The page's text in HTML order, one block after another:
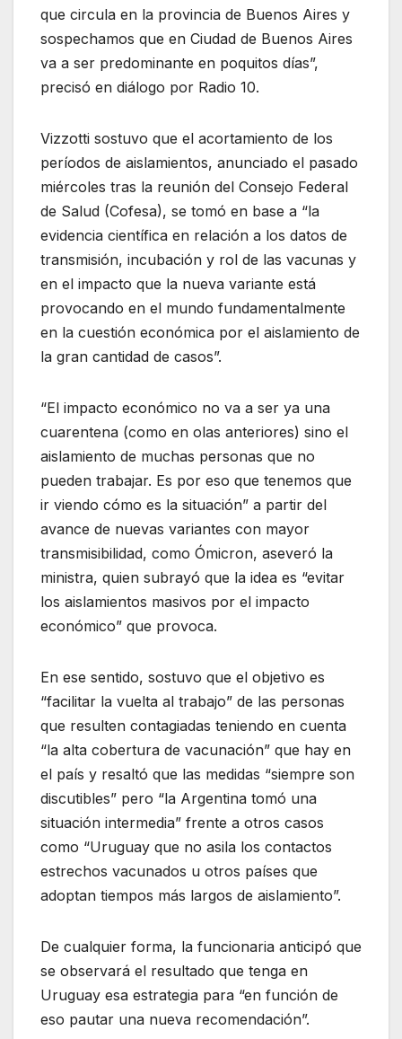
que circula en la provincia de Buenos Aires y
sospechamos que en Ciudad de Buenos Aires
va a ser predominante en poquitos días”,
precisó en diálogo por Radio 10.
Vizzotti sostuvo que el acortamiento de los
períodos de aislamientos, anunciado el pasado
miércoles tras la reunión del Consejo Federal
de Salud (Cofesa), se tomó en base a “la
evidencia científica en relación a los datos de
transmisión, incubación y rol de las vacunas y
en el impacto que la nueva variante está
provocando en el mundo fundamentalmente
en la cuestión económica por el aislamiento de
la gran cantidad de casos”.
“El impacto económico no va a ser ya una
cuarentena (como en olas anteriores) sino el
aislamiento de muchas personas que no
pueden trabajar. Es por eso que tenemos que
ir viendo cómo es la situación” a partir del
avance de nuevas variantes con mayor
transmisibilidad, como Ómicron, aseveró la
ministra, quien subrayó que la idea es “evitar
los aislamientos masivos por el impacto
económico” que provoca.
En ese sentido, sostuvo que el objetivo es
“facilitar la vuelta al trabajo” de las personas
que resulten contagiadas teniendo en cuenta
“la alta cobertura de vacunación” que hay en
el país y resaltó que las medidas “siempre son
discutibles” pero “la Argentina tomó una
situación intermedia” frente a otros casos
como “Uruguay que no asila los contactos
estrechos vacunados u otros países que
adoptan tiempos más largos de aislamiento”.
De cualquier forma, la funcionaria anticipó que
se observará el resultado que tenga en
Uruguay esa estrategia para “en función de
eso pautar una nueva recomendación”.